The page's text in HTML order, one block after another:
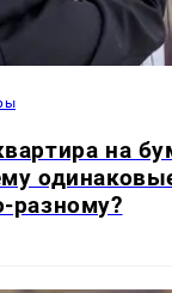
на
разному?